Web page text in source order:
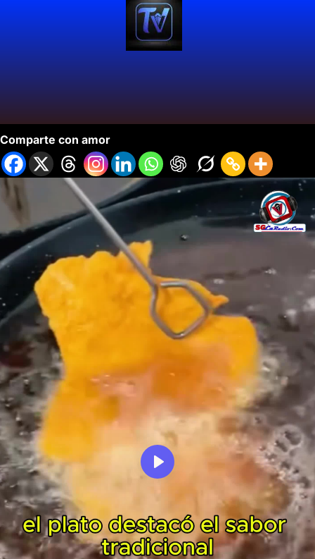
Comparte con amor